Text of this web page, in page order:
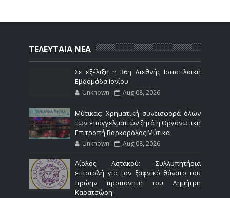
ΤΕΛΕΥΤΑΙΑ ΝΕΑ
Σε εξέλιξη η 36η Διεθνής Ιστιοπλοϊκή
Εβδομάδα Ιονίου
Unknown Aug 08, 2026
Μύτικας: Χρηματική συνεισφορά όλων
των επαγγελματιών ζητά η Οργανωτική
Επιτροπή Βαρκαρόλας Μύτικα
Unknown Aug 08, 2026
Αίολος Αστακού: Συλλυπητήρια
επιστολή για τον ξαφνικό θάνατο του
πρώην προπονητή του Δημήτρη
Καρατσώρη